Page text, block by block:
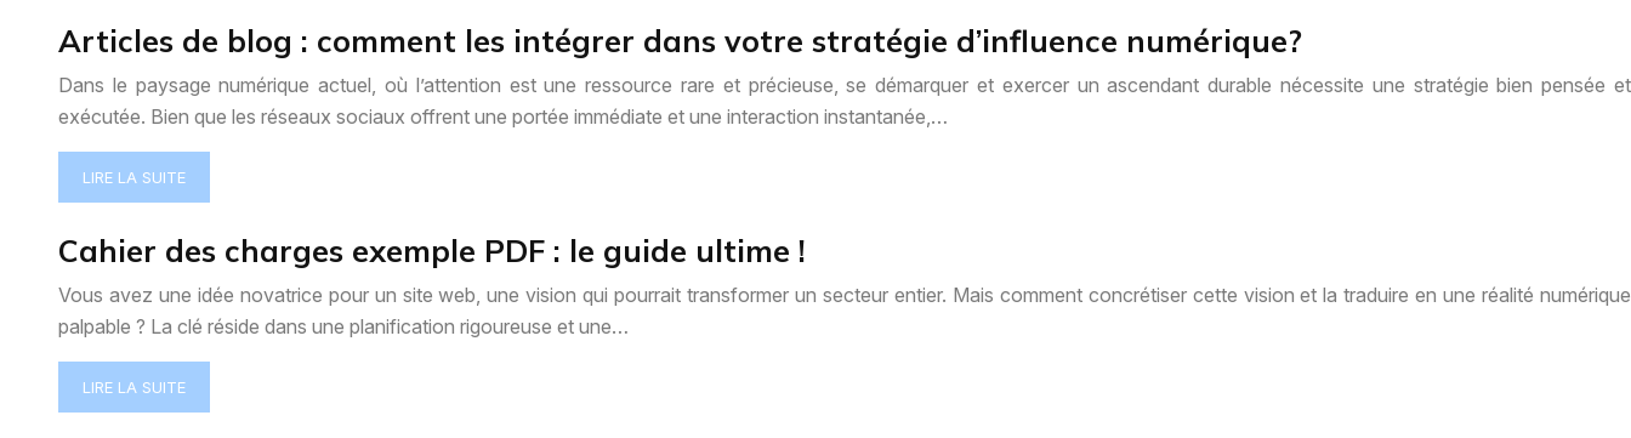
Articles de blog : comment les intégrer dans votre stratégie d’influence numérique?
Dans le paysage numérique actuel, où l’attention est une ressource rare et précieuse, se démarquer et exercer un ascendant durable nécessite une stratégie bien pensée et
exécutée. Bien que les réseaux sociaux offrent une portée immédiate et une interaction instantanée,…
LIRE LA SUITE
Cahier des charges exemple PDF : le guide ultime !
Vous avez une idée novatrice pour un site web, une vision qui pourrait transformer un secteur entier. Mais comment concrétiser cette vision et la traduire en une réalité numérique
palpable ? La clé réside dans une planification rigoureuse et une…
LIRE LA SUITE